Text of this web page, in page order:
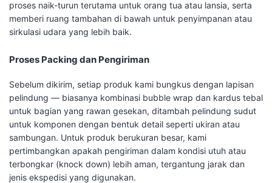
proses naik-turun terutama untuk orang tua atau lansia, serta
memberi ruang tambahan di bawah untuk penyimpanan atau
sirkulasi udara yang lebih baik.
Proses Packing dan Pengiriman
Sebelum dikirim, setiap produk kami bungkus dengan lapisan
pelindung — biasanya kombinasi bubble wrap dan kardus tebal
untuk bagian yang rawan gesekan, ditambah pelindung sudut
untuk komponen dengan bentuk detail seperti ukiran atau
sambungan. Untuk produk berukuran besar, kami
pertimbangkan apakah pengiriman dalam kondisi utuh atau
terbongkar (knock down) lebih aman, tergantung jarak dan
jenis ekspedisi yang digunakan.